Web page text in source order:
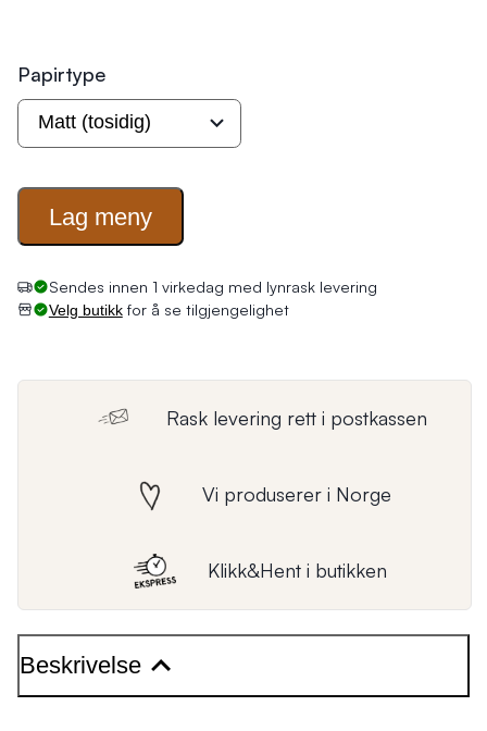
Papirtype
Lag meny
Sendes innen 1 virkedag med lynrask levering
Velg butikkfor å se tilgjengelighet
Rask levering rett i postkassen
Vi produserer i Norge
Klikk&Hent i butikken
Beskrivelse